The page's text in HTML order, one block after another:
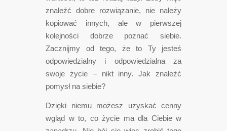
znaleźć dobre rozwiązanie, nie należy
kopiować innych, ale w pierwszej
kolejności dobrze poznać siebie.
Zacznijmy od tego, że to Ty jesteś
odpowiedzialny i odpowiedzialna za
swoje życie – nikt inny. Jak znaleźć
pomysł na siebie?
Dzięki niemu możesz uzyskać cenny
wgląd w to, co życie ma dla Ciebie w